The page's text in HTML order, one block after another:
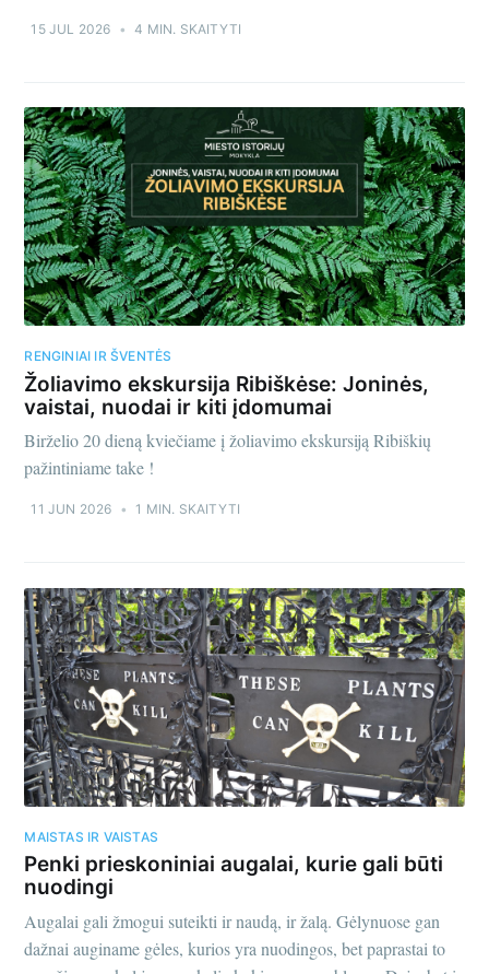
15 JUL 2026 • 4 MIN. SKAITYTI
RENGINIAI IR ŠVENTĖS
Žoliavimo ekskursija Ribiškėse: Joninės,
vaistai, nuodai ir kiti įdomumai
Birželio 20 dieną kviečiame į žoliavimo ekskursiją Ribiškių
pažintiniame take !
11 JUN 2026 • 1 MIN. SKAITYTI
MAISTAS IR VAISTAS
Penki prieskoniniai augalai, kurie gali būti
nuodingi
Augalai gali žmogui suteikti ir naudą, ir žalą. Gėlynuose gan
dažnai auginame gėles, kurios yra nuodingos, bet paprastai to
Naujienos
jūsų pašte -
Medeinos
tinklaraštis
Gaukite naujausius straipsnius
tiesiai į savo el. paštą
Registruotis